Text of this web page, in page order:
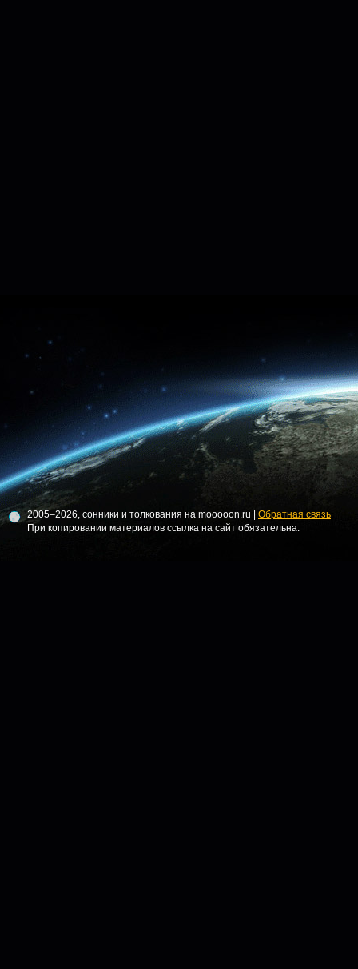
2005–2026, сонники и толкования на mooooon.ru | Обратная связь
При копировании материалов ссылка на сайт обязательна.